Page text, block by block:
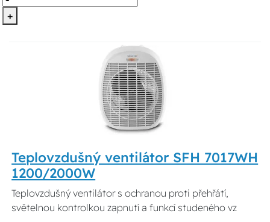
+
Teplovzdušný ventilátor SFH 7017WH
1200/2000W
Teplovzdušný ventilátor s ochranou proti přehřátí,
světelnou kontrolkou zapnutí a funkcí studeného vz